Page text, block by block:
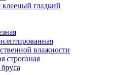
клееный гладкий
влажности
строганая